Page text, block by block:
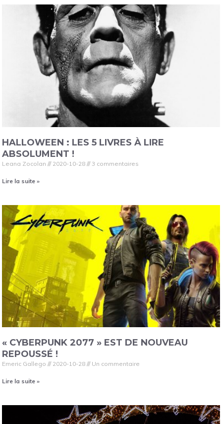
HALLOWEEN : LES 5 LIVRES À LIRE
ABSOLUMENT !
Leana Zocolan 2020-10-28 3 commentaires
Lire la suite »
« CYBERPUNK 2077 » EST DE NOUVEAU
REPOUSSÉ !
Emeric Gallego 2020-10-28 Un commentaire
Lire la suite »